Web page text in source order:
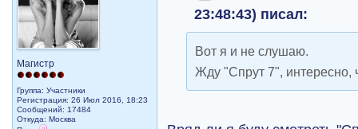
Магистр
Группа: Участники
Регистрация: 26 Июл 2016, 18:23
Сообщений: 17484
Откуда: Москва
23:48:43) писал:
Вот я и не слушаю.
Жду "Спрут 7", интересно,